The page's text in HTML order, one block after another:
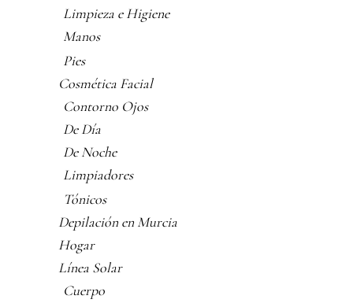
Limpieza e Higiene
Manos
Pies
Cosmética Facial
Contorno Ojos
De Día
De Noche
Limpiadores
Tónicos
Depilación en Murcia
Hogar
Línea Solar
Cuerpo